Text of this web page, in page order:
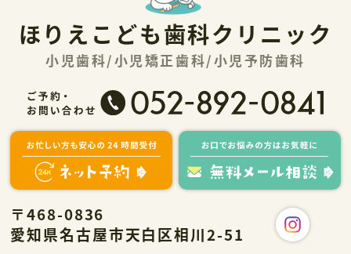
ほりえこども歯科クリニック
小児歯科/小児矯正歯科/小児予防歯科
〒468-0836
愛知県名古屋市天白区相川2-51